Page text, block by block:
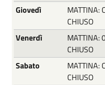
Giovedì
MATTINA:
CHIUSO
Venerdì
MATTINA:
CHIUSO
Sabato
MATTINA:
CHIUSO